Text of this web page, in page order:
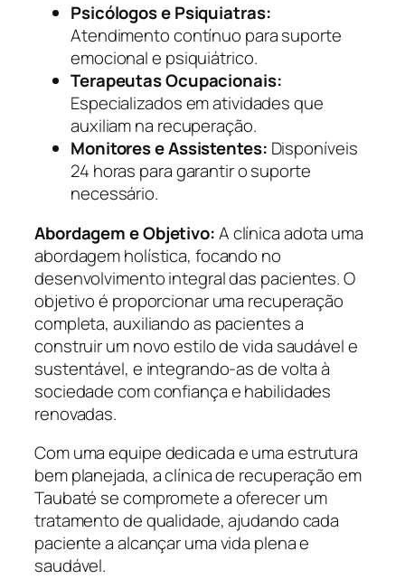
Psicólogos e Psiquiatras:
Atendimento contínuo para suporte
emocional e psiquiátrico.
Terapeutas Ocupacionais:
Especializados em atividades que
auxiliam na recuperação.
Monitores e Assistentes: Disponíveis
24 horas para garantir o suporte
necessário.
Abordagem e Objetivo:A clínica adota uma
abordagem holística, focando no
desenvolvimento integral das pacientes. O
objetivo é proporcionar uma recuperação
completa, auxiliando as pacientes a
construir um novo estilo de vida saudável e
sustentável, e integrando-as de volta à
sociedade com confiança e habilidades
renovadas.
Com uma equipe dedicada e uma estrutura
bem planejada, a clínica de recuperação em
Taubaté se compromete a oferecer um
tratamento de qualidade, ajudando cada
paciente a alcançar uma vida plena e
saudável.